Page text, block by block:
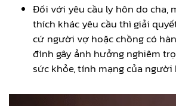
Đối với yêu cầu ly hôn do cha,
thích khác yêu cầu thì giải
cứ người vợ hoặc chồng có
đình gây ảnh hưởng nghiêm
sức khỏe, tính mạng của người